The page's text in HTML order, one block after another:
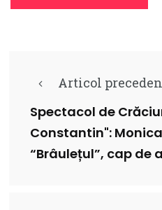
Articol
Spectacol de
Constantin":
“Brâulețul”, cap de